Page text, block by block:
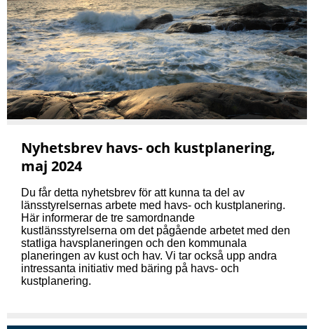
Nyhetsbrev havs- och kustplanering,
maj 2024
Du får detta nyhetsbrev för att kunna ta del av
länsstyrelsernas arbete med havs- och kustplanering.
Här informerar de tre samordnande
kustlänsstyrelserna om det pågående arbetet med den
statliga havsplaneringen och den kommunala
planeringen av kust och hav. Vi tar också upp andra
intressanta initiativ med bäring på havs- och
kustplanering.